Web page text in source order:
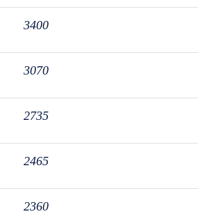
3400
3070
2735
2465
2360